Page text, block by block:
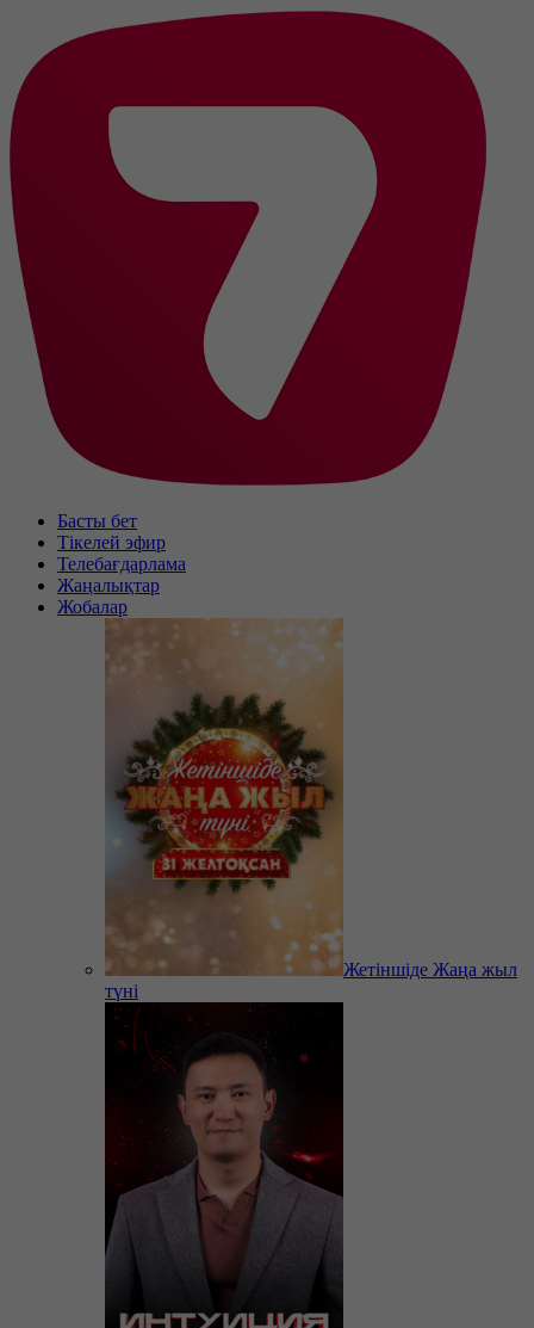
Басты бет
Тікелей эфир
Телебағдарлама
Жаңалықтар
Жобалар
Жетіншіде Жаңа жыл
түні